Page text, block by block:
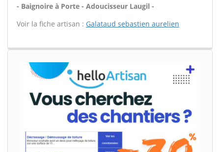
- Baignoire à Porte - Adoucisseur Laugil -
Voir la fiche artisan : Galataud sebastien aurelien